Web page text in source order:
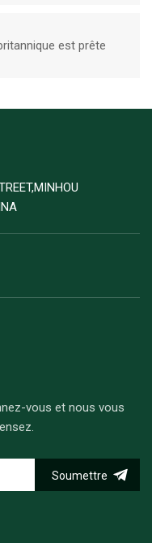
est prête
vous et nous vous
Soumettre